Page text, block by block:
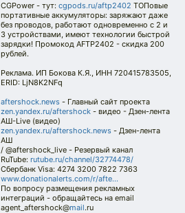
CGPower - тут: cgpods.ru/aftp2402 ТОПовые
портативные аккумуляторы: заряжают даже
без проводов, работают одновременно с 2 и
3 устройствами, имеют технологии быстрой
зарядки! Промокод AFTP2402 - скидка 200
рублей.
Реклама. ИП Бокова К.Я., ИНН 720415783505,
ERID: LjN8K2NFq
aftershock.news - Главный сайт проекта
zen.yandex.ru/aftershock - видео - Дзен-лента
АШ-Live (видео)
zen.yandex.ru/aftershock.news - Дзен-лента
АШ
/ @aftershock_live - Резервый канал
RuTube: rutube.ru/channel/32774478/
Сбербанк Visa: 4274 3200 7822 7363
www.donationalerts.com/r/afte...
По вопросу размещения рекламных
интеграций - обращайтесь на email
agent_aftershock@mail.ru